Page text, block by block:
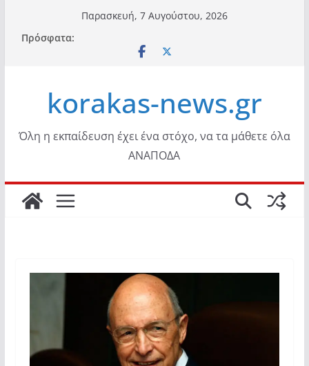
περιεχόμενο
Παρασκευή, 7 Αυγούστου, 2026
Πρόσφατα:
korakas-news.gr
Όλη η εκπαίδευση έχει ένα στόχο, να τα μάθετε όλα
ΑΝΑΠΟΔΑ